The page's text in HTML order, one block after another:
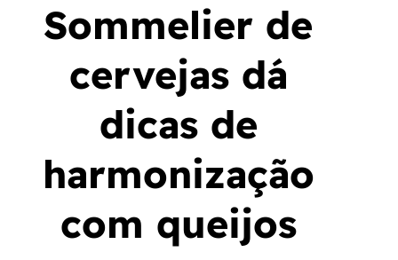
Sommelier de
cervejas dá
dicas de
harmonização
com queijos